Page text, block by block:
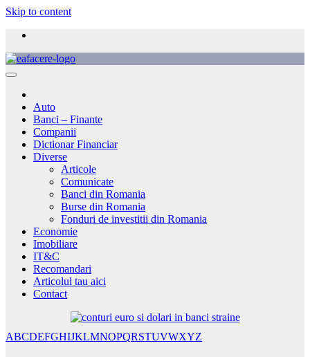
Skip to content
Auto
Banci – Finante
Companii
Dictionar Financiar
Diverse
Articole
Comunicate
Banci din Romania
Burse din Romania
Fonduri de investitii din Romania
Economie
Imobiliare
IT&C
Recomandari
Articolul tau aici
Contact
ABCDEFGHIJKLMNOPQRSTUVWXYZ